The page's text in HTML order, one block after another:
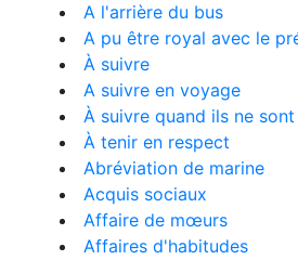
A l'arrière du bus
A pu être royal avec le
À suivre
A suivre en voyage
À suivre quand ils ne
À tenir en respect
Abréviation de marine
Acquis sociaux
Affaire de mœurs
Affaires d'habitudes